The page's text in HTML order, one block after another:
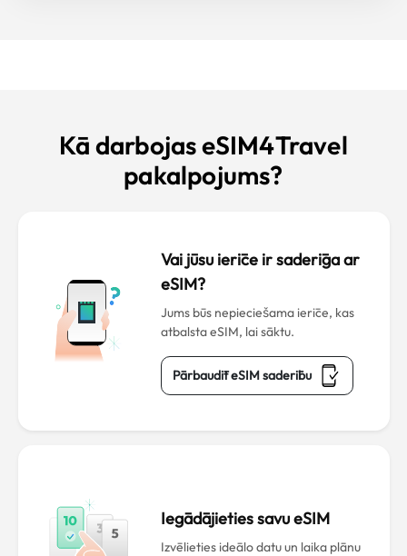
Kā darbojas eSIM4Travel
pakalpojums?
Vai jūsu ierīce ir saderīga ar
eSIM?
Jums būs nepieciešama ierīce, kas
atbalsta eSIM, lai sāktu.
Pārbaudīt eSIM saderību
Iegādājieties savu eSIM
Izvēlieties ideālo datu un laika plānu